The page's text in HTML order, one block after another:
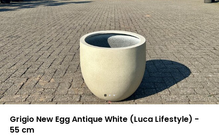
Grigio New Egg Antique White (Luca Lifestyle) -
55 cm